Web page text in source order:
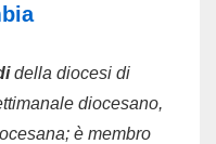
della diocesi di
diocesano,
è membro